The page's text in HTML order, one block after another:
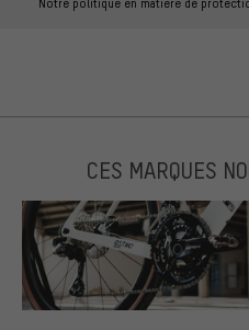
Notre politique en matière de
CES MARQUES